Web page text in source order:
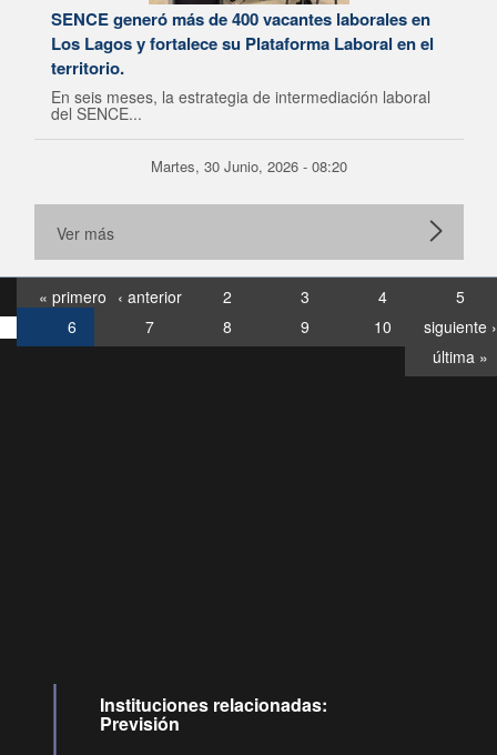
SENCE generó más de 400 vacantes laborales en
Los Lagos y fortalece su Plataforma Laboral en el
territorio.
En seis meses, la estrategia de intermediación laboral
del SENCE...
Martes, 30 Junio, 2026 - 08:20
Ver más
« primero ‹ anterior 2 3 4
5
6
7 8 9 10
siguiente ›
última »
Instituciones relacionadas:
Previsión